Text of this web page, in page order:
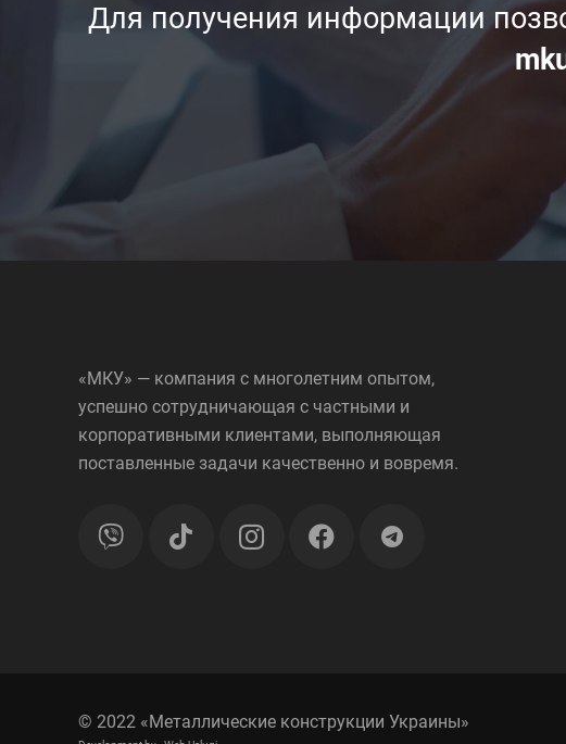
Для получения информации
«МКУ» — компания с многолетним опытом,
успешно сотрудничающая с частными и
корпоративными клиентами, выполняющая
поставленные задачи качественно и вовремя.
telegram
© 2022 «Металлические конструкции Украины»